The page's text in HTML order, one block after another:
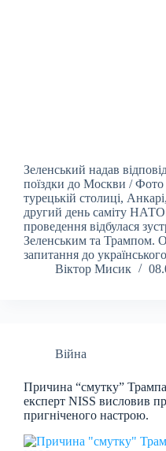
Зеленський надав
поїздки до Москви /
турецькій столиці,
другий день саміту
проведення відбулася
Зеленським та Трампом.
запитання до
Віктор Мисик
Війна
Причина “смутку”
експерт NISS висловив
пригніченого настрою.